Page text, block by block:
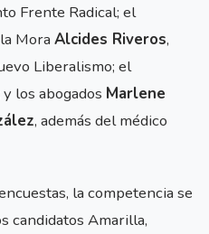
Frente Radical; el
Mora Alcides Riveros,
Liberalismo; el
y los abogados Marlene
, además del médico
la competencia se
candidatos Amarilla,